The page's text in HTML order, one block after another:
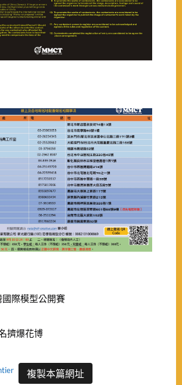
國際模型公開賽
擠爆花博
複製本篇網址